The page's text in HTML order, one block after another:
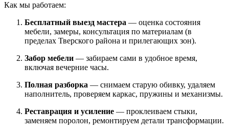
Как мы работаем:
Бесплатный выезд мастера — оценка состояния
мебели, замеры, консультация по материалам (в
пределах Тверского района и прилегающих зон).
Забор мебели — забираем сами в удобное время,
включая вечерние часы.
Полная разборка — снимаем старую обивку, удаляем
наполнитель, проверяем каркас, пружины и механизмы.
Реставрация и усиление — проклеиваем стыки,
заменяем поролон, ремонтируем детали трансформации.